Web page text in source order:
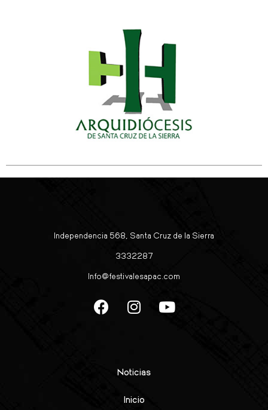
Independencia 568, Santa Cruz de la Sierra
3332287
Info@festivalesapac.com
Noticias
Inicio